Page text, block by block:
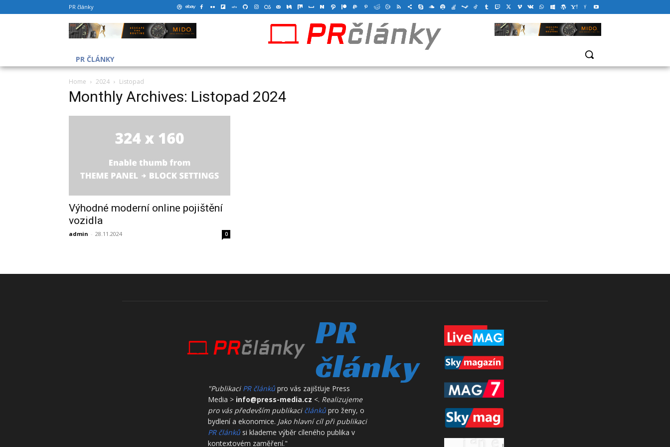
PR články
PR ČLÁNKY
Home 2024 Listopad
Monthly Archives: Listopad 2024
Výhodné moderní online pojištění
vozidla
admin - 28.11.2024 0
PR
články
"Publikaci PR článků pro vás zajišťuje Press
Media > info@press-media.cz <. Realizujeme
pro vás především publikaci článků pro ženy, o
bydlení a ekonomice. Jako hlavní cíl při publikaci
PR článků si klademe výběr cíleného publika v
kontextovém zaměření."